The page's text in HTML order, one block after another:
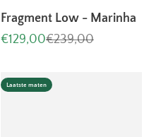
Fragment Low - Marinha
Aanbiedingsprijs
€129,00Normale prijs
€239,00
Laatste maten